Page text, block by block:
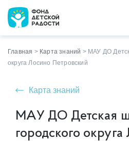
Главная > Карта знаний > МАУ ДО
округа Лосино Петровский
Карта знаний
МАУ ДО Детская
городского